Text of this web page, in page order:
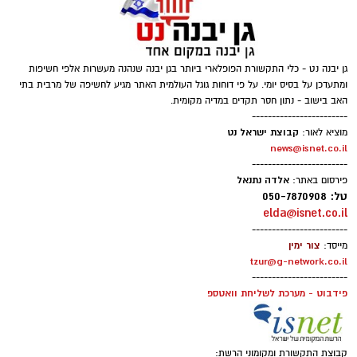
• מופע חד־פעמי לפסטיבל
ארי ייפגשו על במה אחת לערב מיוחד שנבנה
במיוחד עבור אשדודאנס.
• מאחורי השירים
גן יבנה נט - כלי התקשורת הפופלארי ביותר בגן יבנה שנהנה מעשרות אלפי חשיפות
ומתעדכן על בסיס יומי. על פי דוחות גוגל העולמית האתר מגיע לחשיפה של מרבית בתי
האב בישוב - נתון חסר תקדים במדיה מקומית.
------------------------
מוציא לאור: קבוצת ישראל נט
news@isnet.co.il
------------------------
פירסום באתר: אלדה נתנאל
טל: 050-7870908
elda@isnet.co.il
------------------------
מייסד: צור ימין
tzur@g-network.co.il
------------------------
פידבוט - מערכת לשליחת וואטספ
קבוצת התקשורת ומקומוני הרשת: